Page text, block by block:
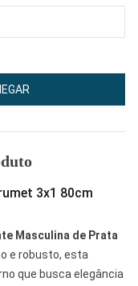
3x1 80cm
Masculina de Prata
e robusto, esta
que busca elegância